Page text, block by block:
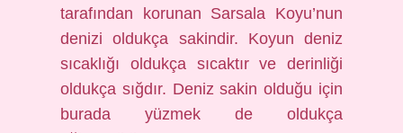
tarafından korunan Sarsala Koyu’nun
denizi oldukça sakindir. Koyun deniz
sıcaklığı oldukça sıcaktır ve derinliği
oldukça sığdır. Deniz sakin olduğu için
burada yüzmek de oldukça